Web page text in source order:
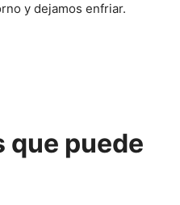
y dejamos enfriar.
que puede